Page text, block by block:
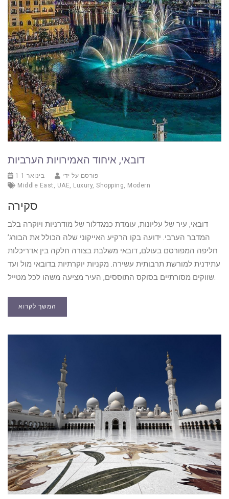
דובאי, איחוד האמירויות הערביות
1 בינואר 1
פורסם על ידי
Middle East , UAE, Luxury, Shopping, Modern
סקירה
דובאי, עיר של עליונות, עומדת כמגדלור של מודרניות ויוקרה בלב
המדבר הערבי. ידועה בקו הרקיע האייקוני שלה הכולל את הבורג’
חליפה המפורסם בעולם, דובאי משלבת בצורה חלקה בין אדריכלות
עתידנית למורשת תרבותית עשירה. מקניות יוקרתיות בדובאי מול ועד
שווקים מסורתיים בסוקס התוססים, העיר מציעה משהו לכל מטייל.
המשך לקרוא